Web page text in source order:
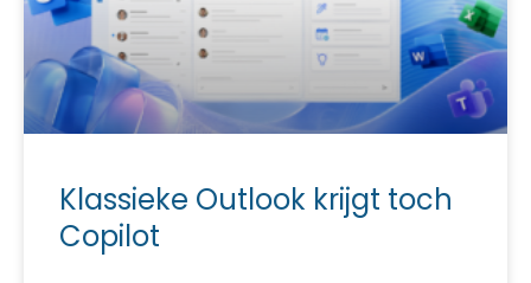
Klassieke Outlook krijgt toch
Copilot